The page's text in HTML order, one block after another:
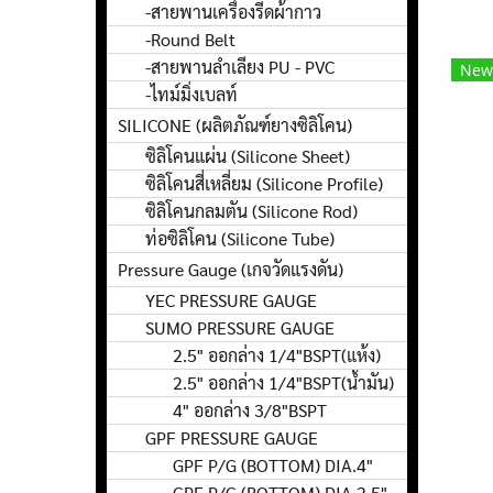
New
-สายพานเครื่องรีดผ้ากาว
-Round Belt
-สายพานลำเลียง PU - PVC
-ไทม์มิ่งเบลท์
SILICONE (ผลิตภัณฑ์ยางซิลิโคน)
ซิลิโคนแผ่น (Silicone Sheet)
ซิลิโคนสี่เหลี่ยม (Silicone Profile)
ซิลิโคนกลมตัน (Silicone Rod)
ท่อซิลิโคน (Silicone Tube)
Pressure Gauge (เกจวัดแรงดัน)
YEC PRESSURE GAUGE
SUMO PRESSURE GAUGE
2.5" ออกล่าง 1/4"BSPT(แห้ง)
2.5" ออกล่าง 1/4"BSPT(น้ำมัน)
4" ออกล่าง 3/8"BSPT
GPF PRESSURE GAUGE
GPF P/G (BOTTOM) DIA.4"